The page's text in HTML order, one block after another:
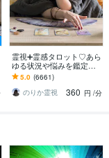
霊視➕霊感タロット♡あら
ゆる状況や悩みを鑑定し
ます 霊能家系末裔 |プロ占
い師歴16年| 気持ちや未来
を伝えます
5.0 (6661)
のりか霊視
360 円 /分